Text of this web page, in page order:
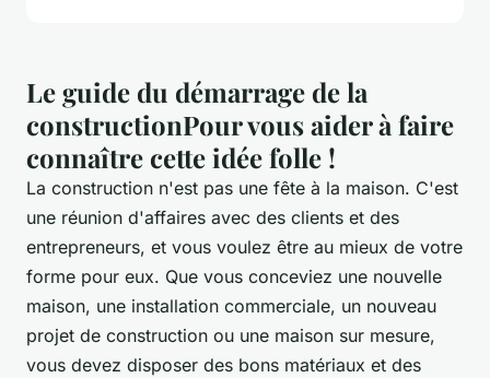
Le guide du démarrage de la
constructionPour vous aider à faire
connaître cette idée folle !
La construction n'est pas une fête à la maison. C'est
une réunion d'affaires avec des clients et des
entrepreneurs, et vous voulez être au mieux de votre
forme pour eux. Que vous conceviez une nouvelle
maison, une installation commerciale, un nouveau
projet de construction ou une maison sur mesure,
vous devez disposer des bons matériaux et des